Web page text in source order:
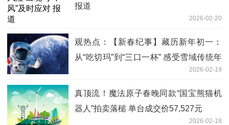
报道
2026-02-20
观热点：【新春纪事】藏历新年初一：
从“吃切玛”到“三口一杯” 感受雪域传统年
2026-02-19
真顶流！魔法原子春晚同款“国宝熊猫机
器人”拍卖落槌 单台成交价57,527元
2026-02-18